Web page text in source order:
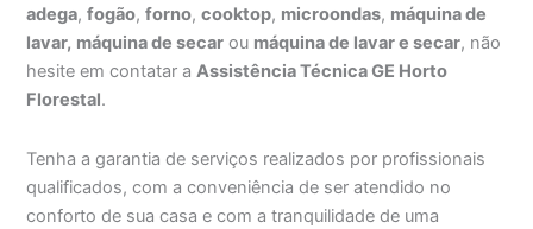
adega,fogão,forno,cooktop, microondas, máquina de
lavar, máquina de secar ou máquina de lavar e secar, não
hesite em contatar aAssistência Técnica GE Horto
Florestal.
Tenha a garantia de serviços realizados por profissionais
qualificados, com a conveniência de ser atendido no
conforto de sua casa e com a tranquilidade de uma